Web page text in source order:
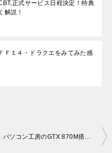
正式サービス日程決定！特典
解説！
Ｆ１４・ドラクエをみてみた感
パソコン工房のGTX 870M搭載15GSX8050-i7-YFBがお家にやってきました！